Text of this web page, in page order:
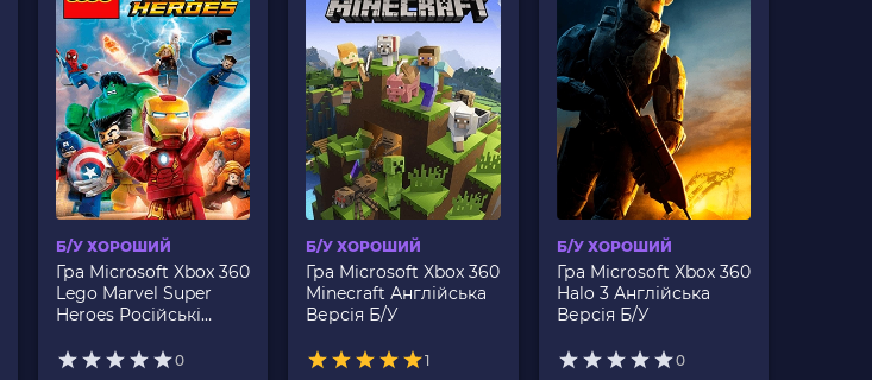
Б/У ХОРОШИЙ
Гра Microsoft Xbox 360
Lego Marvel Super
Heroes Російські
0
Б/У ХОРОШИЙ
Гра Microsoft Xbox 360
Minecraft Англійська
Версія Б/У
1
Б/У ХОРОШИЙ
Гра Microsoft Xbox 360
Halo 3 Англійська
Версія Б/У
0